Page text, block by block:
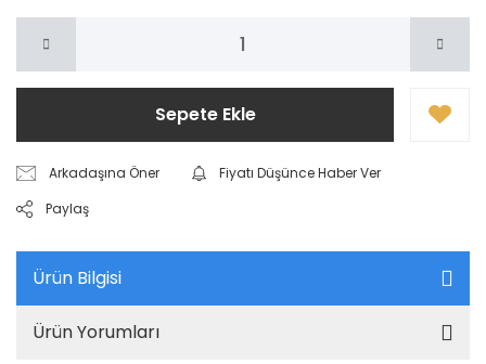
Sepete Ekle
Arkadaşına Öner
Fiyatı Düşünce Haber Ver
Paylaş
Ürün Bilgisi
Ürün Yorumları